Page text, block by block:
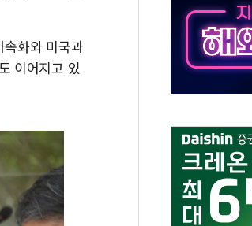
화와 미국과
이어지고 있